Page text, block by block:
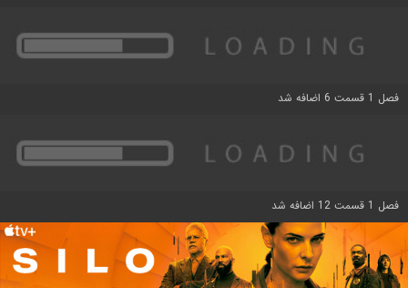
فصل 1 قسمت 6 اضافه شد
فصل 1 قسمت 12 اضافه شد